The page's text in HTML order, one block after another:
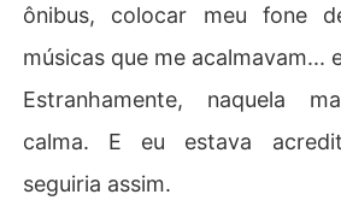
ônibus, colocar meu fone
músicas que me acalmavam...
Estranhamente, naquela
calma. E eu estava
seguiria assim.